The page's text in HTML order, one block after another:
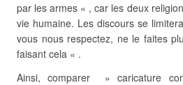
par les armes « , car les deux
vie humaine. Les discours se
vous nous respectez, ne le faites
faisant cela « .
Ainsi, comparer » caricature